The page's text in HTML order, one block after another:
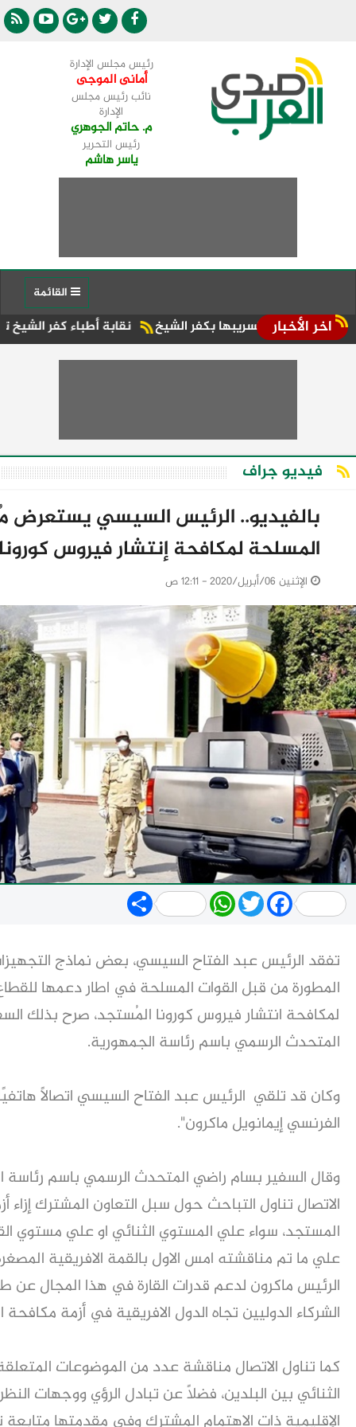
رئيس مجلس الإدارة
أمانى الموجى
نائب رئيس مجلس
الإدارة
م. حاتم الجوهري
رئيس التحرير
ياسر هاشم
اخر الأخبار نقابة أطباء كفر الشيخ تحتضن
فيديو جراف
بالفيديو.. الرئيس السيسي يستعرض
المسلحة لمكافحة إنتشار فيروس
الإثنين 06/أبريل/2020 - 12:11 ص
Share WhatsApp
TwitterFacebook
تفقد الرئيس عبد الفتاح السيسي، بعض نماذج
المطورة من قبل القوات المسلحة في اطار دعمها
لمكافحة انتشار فيروس كورونا المُستجد، صرح بذلك
المتحدث الرسمي باسم رئاسة الجمهورية.
وكان قد تلقي الرئيس عبد الفتاح السيسي اتصالًا
الفرنسي إيمانويل ماكرون".
وقال السفير بسام راضي المتحدث الرسمي باسم رئاسة
الاتصال تناول التباحث حول سبل التعاون المشترك إزاء
المستجد، سواء علي المستوي الثنائي او علي مستوي
علي ما تم مناقشته امس الاول بالقمة الافريقية
الرئيس ماكرون لدعم قدرات القارة في هذا المجال
الشركاء الدوليين تجاه الدول الافريقية في أزمة مكافحة
كما تناول الاتصال مناقشة عدد من الموضوعات
الثنائي بين البلدين، فضلًا عن تبادل الرؤي ووجهات